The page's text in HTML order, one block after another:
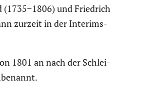
(1735−1806) und Friedrich
zurzeit in der Interims­
1801 an nach der Schlei­